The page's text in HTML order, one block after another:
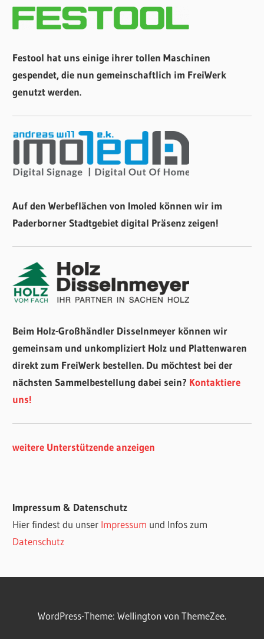
Festool hat uns einige ihrer tollen Maschinen
gespendet, die nun gemeinschaftlich im FreiWerk
genutzt werden.
Auf den Werbeflächen von Imoled können wir im
Paderborner Stadtgebiet digital Präsenz zeigen!
Beim Holz-Großhändler Disselnmeyer können wir
gemeinsam und unkompliziert Holz und Plattenwaren
direkt zum FreiWerk bestellen. Du möchtest bei der
nächsten Sammelbestellung dabei sein? Kontaktiere
uns!
weitere Unterstützende anzeigen
Impressum & Datenschutz
Hier findest du unser Impressum und Infos zum
Datenschutz
WordPress-Theme: Wellington von ThemeZee.